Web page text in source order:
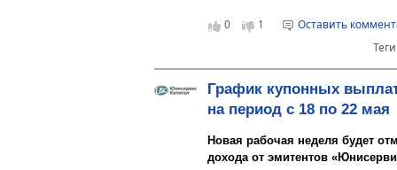
0 1
Оставить
График купонных
на период с 18 по 22 мая
Новая рабочая неделя будет
дохода от эмитентов